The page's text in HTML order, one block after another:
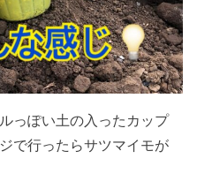
っぽい土の入ったカップ
で行ったらサツマイモが